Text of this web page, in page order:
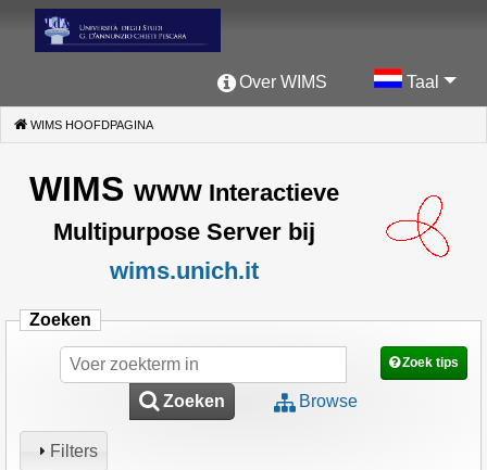
Over WIMS Taal
WIMS HOOFDPAGINA
WIMS WWW Interactieve
Multipurpose Server bij
wims.unich.it
Zoeken
Zoek tips
Zoeken Browse
Filters